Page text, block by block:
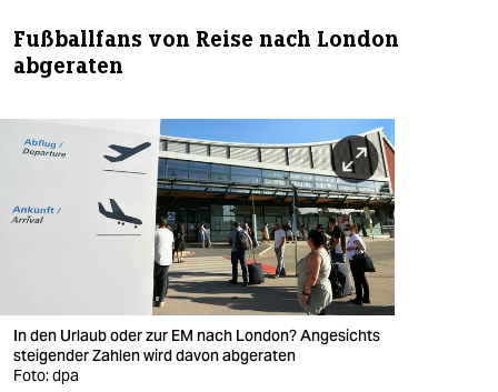
Fußballfans von Reise nach London
abgeraten
In den Urlaub oder zur EM nach London? Angesichts
steigender Zahlen wird davon abgeraten
Foto: dpa